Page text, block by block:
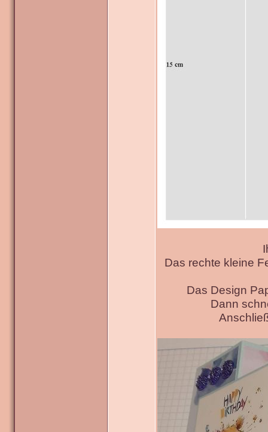
Das rechte kleine
Das Design
Dann